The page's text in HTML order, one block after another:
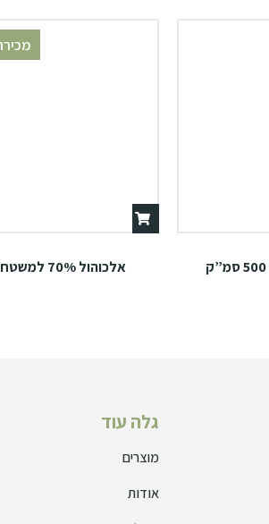
אלכוהול 70% למשטחים (בגז)
גלה עוד
מוצרים
אודות